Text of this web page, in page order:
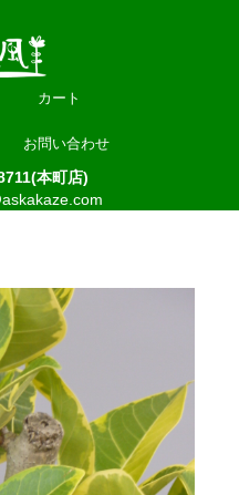
カート
お問い合わせ
本町店)